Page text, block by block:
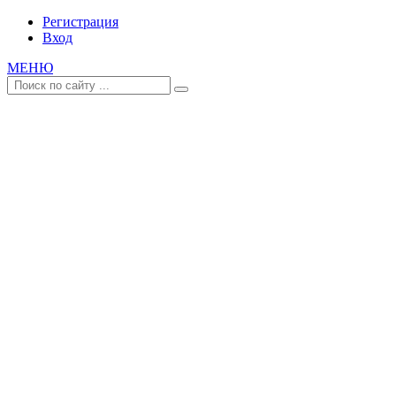
Регистрация
Вход
МЕНЮ